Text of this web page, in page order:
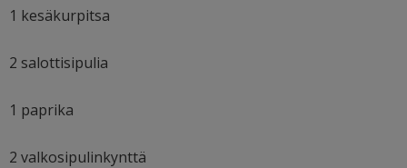
1 kesäkurpitsa
2 salottisipulia
1 paprika
2 valkosipulinkynttä